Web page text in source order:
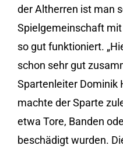
der Altherren ist man
Spielgemeinschaft
so gut funktioniert.
schon sehr gut
Spartenleiter Dominik
machte der Sparte
etwa Tore, Banden
beschädigt wurden.